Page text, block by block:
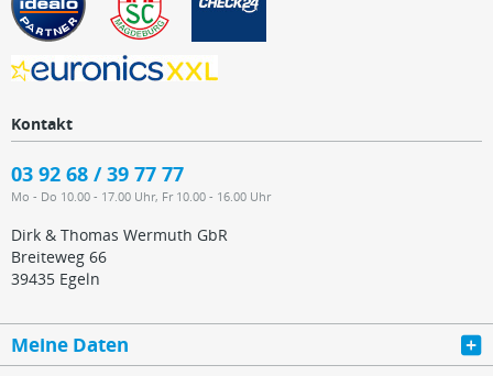
Kontakt
03 92 68 / 39 77 77
Mo - Do 10.00 - 17.00 Uhr, Fr 10.00 - 16.00 Uhr
Dirk & Thomas Wermuth GbR
Breiteweg 66
39435 Egeln
Meine Daten